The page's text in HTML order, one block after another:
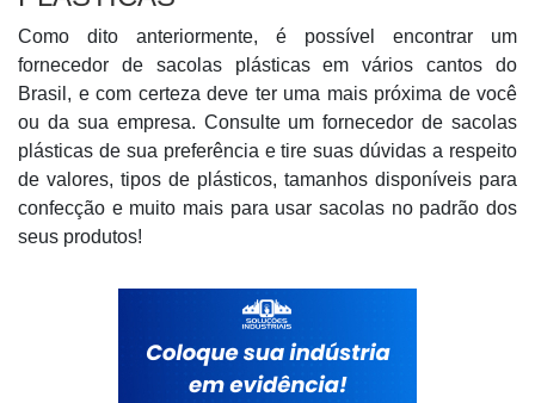
Como dito anteriormente, é possível encontrar um
fornecedor de sacolas plásticas em vários cantos do
Brasil, e com certeza deve ter uma mais próxima de você
ou da sua empresa. Consulte um fornecedor de sacolas
plásticas de sua preferência e tire suas dúvidas a respeito
de valores, tipos de plásticos, tamanhos disponíveis para
confecção e muito mais para usar sacolas no padrão dos
seus produtos!